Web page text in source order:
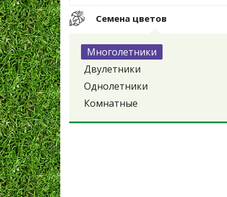
Семена цветов
Многолетники
Двулетники
Однолетники
Комнатные